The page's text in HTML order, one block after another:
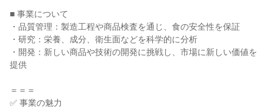
■ 事業について
・品質管理：製造工程や商品検査を通じ、食の安全性を保証
・研究：栄養、成分、衛生面などを科学的に分析
・開発：新しい商品や技術の開発に挑戦し、市場に新しい価値を
提供
＝＝＝
✅ 事業の魅力